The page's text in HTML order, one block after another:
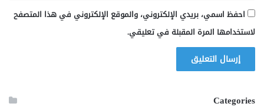
احفظ اسمي، بريدي الإلكتروني، والموقع الإلكتروني في هذا المتصفح
لاستخدامها المرة المقبلة في تعليقي.
Categories